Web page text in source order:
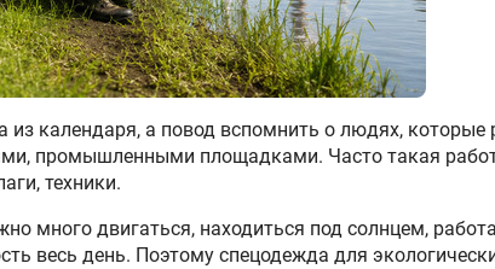
календаря, а повод вспомнить о людях, которые
промышленными площадками. Часто такая
техники.
много двигаться, находиться под солнцем,
весь день. Поэтому спецодежда для